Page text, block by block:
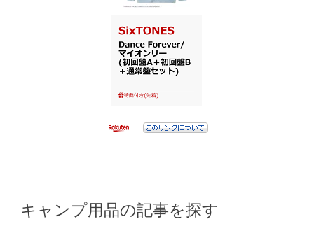
キャンプ用品の記事を探す